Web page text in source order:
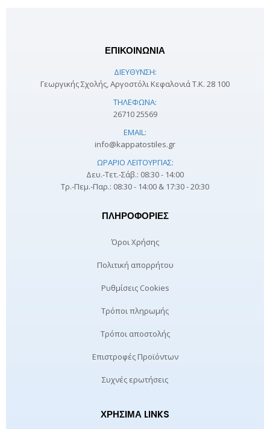
ΕΠΙΚΟΙΝΩΝΙΑ
ΔΙΕΎΘΥΝΣΗ:
Γεωργικής Σχολής, Αργοστόλι Κεφαλονιά Τ.Κ. 28 100
ΤΗΛΈΦΩΝΑ:
26710 25569
EMAIL:
info@kappatostiles.gr
ΩΡΆΡΙΟ ΛΕΙΤΟΥΡΓΊΑΣ:
Δευ.-Τετ.-Σάβ.: 08:30 - 14:00
Τρ.-Πεμ.-Παρ.: 08:30 - 14:00 & 17:30 - 20:30
ΠΛΗΡΟΦΟΡΊΕΣ
Όροι Χρήσης
Πολιτική απορρήτου
Ρυθμίσεις Cookies
Τρόποι πληρωμής
Τρόποι αποστολής
Επιστροφές Προϊόντων
Συχνές ερωτήσεις
ΧΡΉΣΙΜΑ LINKS